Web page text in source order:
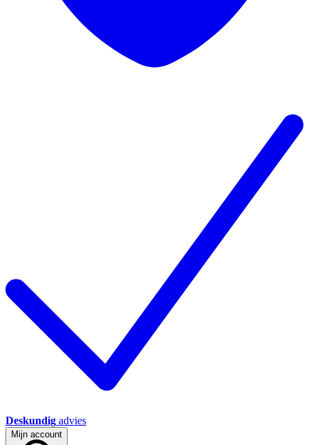
Deskundig advies
Mijn account